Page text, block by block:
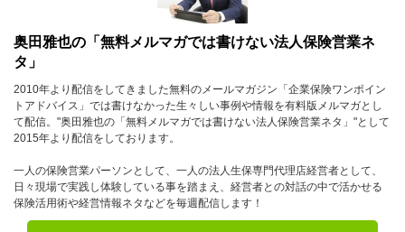
奥田雅也の「無料メルマガでは書けない法人保険営業ネ
タ」
2010年より配信をしてきました無料のメールマガジン「企業保険ワンポイン
トアドバイス」では書けなかった生々しい事例や情報を有料版メルマガとし
て配信。"奥田雅也の「無料メルマガでは書けない法人保険営業ネタ」"として
2015年より配信をしております。
一人の保険営業パーソンとして、一人の法人生保専門代理店経営者として、
日々現場で実践し体験している事を踏まえ、経営者との対話の中で活かせる
保険活用術や経営情報ネタなどを毎週配信します！